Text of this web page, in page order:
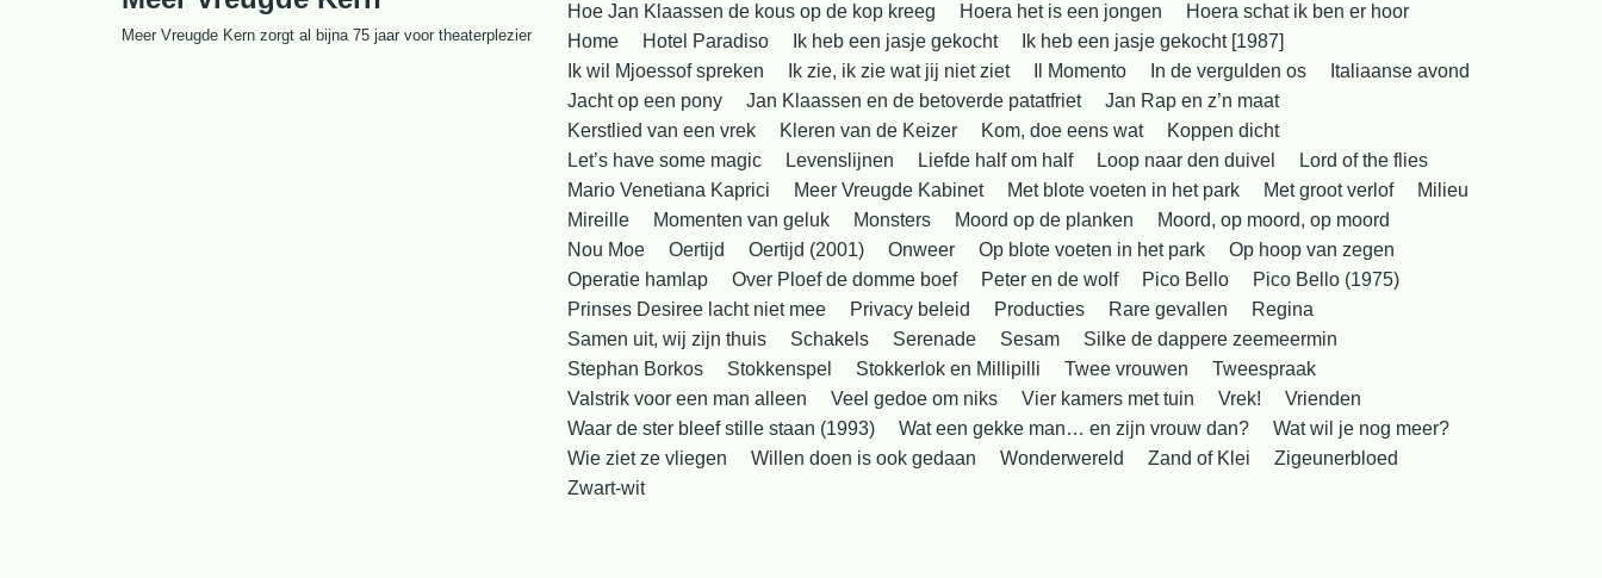
Meer Vreugde Kern zorgt al bijna 75 jaar voor theaterplezier
Hoe Jan Klaassen de kous op de kop kreeg
Hoera het is een jongen
Hoera schat ik ben er hoor
Home
Hotel Paradiso Ik heb een jasje gekocht
Ik heb een jasje gekocht [1987]
Ik wil Mjoessof spreken
Ik zie, ik zie wat jij niet ziet Il Momento In de vergulden os
Italiaanse avond
Jacht op een pony
Jan Klaassen en de betoverde patatfriet
Jan Rap en z’n maat
Kerstlied van een vrek
Kleren van de Keizer Kom, doe eens wat
Koppen dicht
Let’s have some magic
Levenslijnen Liefde half om half Loop naar den duivel
Lord of the flies
Mario Venetiana Kaprici
Meer Vreugde Kabinet Met blote voeten in het park Met groot verlof
Milieu
Mireille
Momenten van geluk Monsters Moord op de planken
Moord, op moord, op moord
Nou Moe
Oertijd Oertijd (2001) Onweer Op blote voeten in het park
Op hoop van zegen
Operatie hamlap
Over Ploef de domme boef Peter en de wolf Pico Bello
Pico Bello (1975)
Prinses Desiree lacht niet mee
Privacy beleid Producties Rare gevallen
Regina
Samen uit, wij zijn thuis
Schakels Serenade Sesam
Silke de dappere zeemeermin
Stephan Borkos
Stokkenspel Stokkerlok en Millipilli Twee vrouwen
Tweespraak
Valstrik voor een man alleen
Veel gedoe om niks Vier kamers met tuin Vrek!
Vrienden
Waar de ster bleef stille staan (1993)
Wat een gekke man… en zijn vrouw dan?
Wat wil je nog meer?
Wie ziet ze vliegen
Willen doen is ook gedaan Wonderwereld Zand of Klei
Zigeunerbloed
Zwart-wit